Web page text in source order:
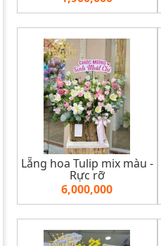
Lẵng hoa Tulip mix màu -
Rực rỡ
6,000,000